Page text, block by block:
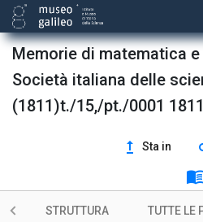
Memorie di matematica
Società italiana delle
(1811)t./15,/pt./0001
upgrade Sta in
STRUTTURA TUTTE LE
Coperta